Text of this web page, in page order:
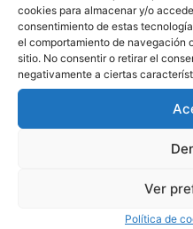
cookies para almacenar y/o
consentimiento de estas
el comportamiento de navegación
sitio. No consentir o retirar el
negativamente a ciertas
Ver
Política de
ESTADISTICAS
FAMILIA
[10] Jose Antonio